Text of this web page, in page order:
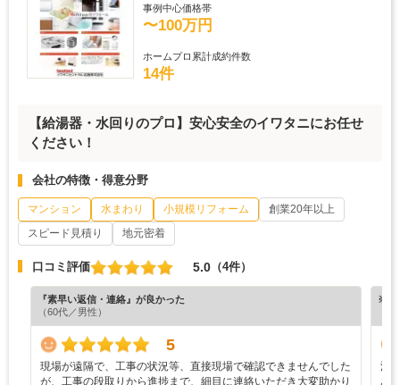
事例中心価格帯
〜100万円
ホームプロ累計成約件数
14件
【給湯器・水回りのプロ】安心安全のイワタニにお任せ
ください！
会社の特徴・得意分野
マンション 水まわり 小規模リフォーム
創業20年以上
スピード見積り
地元密着
口コミ評価 5.0 （4件）
『素早い返信・連絡』が良かった
（60代／男性）
5
現場が遠隔で、工事の状況等、直接現場で確認できませんでした
が、工事の段取りから進捗まで、細目に連絡いただき大変助かり
※ホ
浴
あ